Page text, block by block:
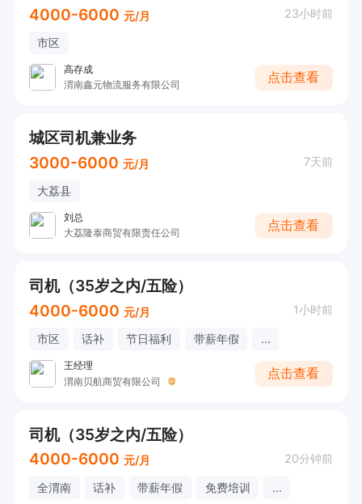
4000-6000 元/月 23小时前
市区
高存成
渭南鑫元物流服务有限公司
点击查看
城区司机兼业务
3000-6000 元/月 7天前
大荔县
刘总
大荔隆泰商贸有限责任公司
点击查看
司机（35岁之内/五险）
4000-6000 元/月 1小时前
市区 话补 节日福利 带薪年假 ...
王经理
渭南贝航商贸有限公司
点击查看
司机（35岁之内/五险）
4000-6000 元/月 20分钟前
全渭南 话补 带薪年假 免费培训 ...